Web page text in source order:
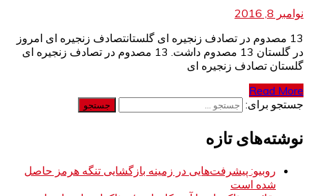
نوامبر 8, 2016
13 مصدوم در تصادف زنجیره ای گلستانتصادف زنجیره ای امروز
در گلستان 13 مصدوم داشت. 13 مصدوم در تصادف زنجیره ای
گلستان تصادف زنجیره ای
Read More
جستجو برای:
نوشته‌های تازه
روبیو: پیشرفت‌هایی در زمینه بازگشایی تنگه هرمز حاصل
شده است